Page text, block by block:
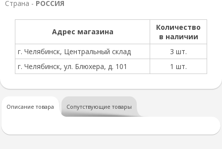
Страна - РОССИЯ
Адрес магазина
Количество
в наличии
г. Челябинск, Центральный склад
3 шт.
г. Челябинск, ул. Блюхера, д. 101
1 шт.
Описание товара Сопутствующие товары